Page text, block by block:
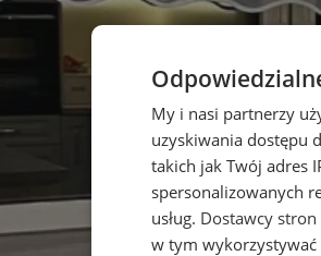
My i nasi partnerzy
uzyskiwania dostępu
takich jak Twój adres
spersonalizowanych
usług. Dostawcy
w tym wykorzystywać